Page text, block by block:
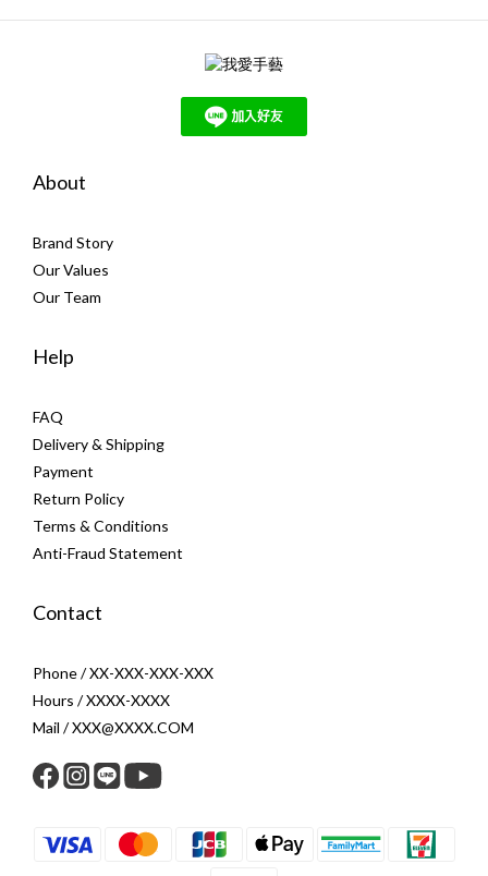
About
Brand Story
Our Values
Our Team
Help
FAQ
Delivery & Shipping
Payment
Return Policy
Terms & Conditions
Anti-Fraud Statement
Contact
Phone / XX-XXX-XXX-XXX
Hours / XXXX-XXXX
Mail / XXX@XXXX.COM